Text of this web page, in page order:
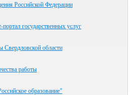
Российской Федерации
государственных услуг
Свердловской области
работы
образование"